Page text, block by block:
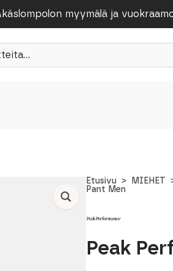
myymälä ja
Etusivu MIEHET
Pant Men
Peak